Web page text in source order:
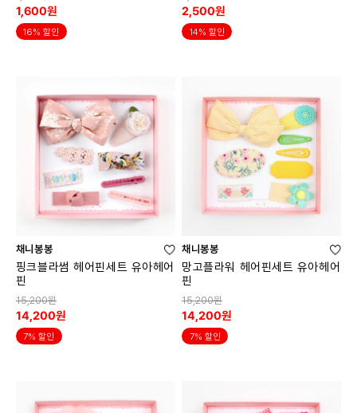
1,600원
16% 할인
2,500원
14% 할인
채니봉봉
핑크블라썸 헤어핀세트 유아헤어
핀
15,200원
14,200원
7% 할인
채니봉봉
망고플라워 헤어핀세트 유아헤어
핀
15,200원
14,200원
7% 할인